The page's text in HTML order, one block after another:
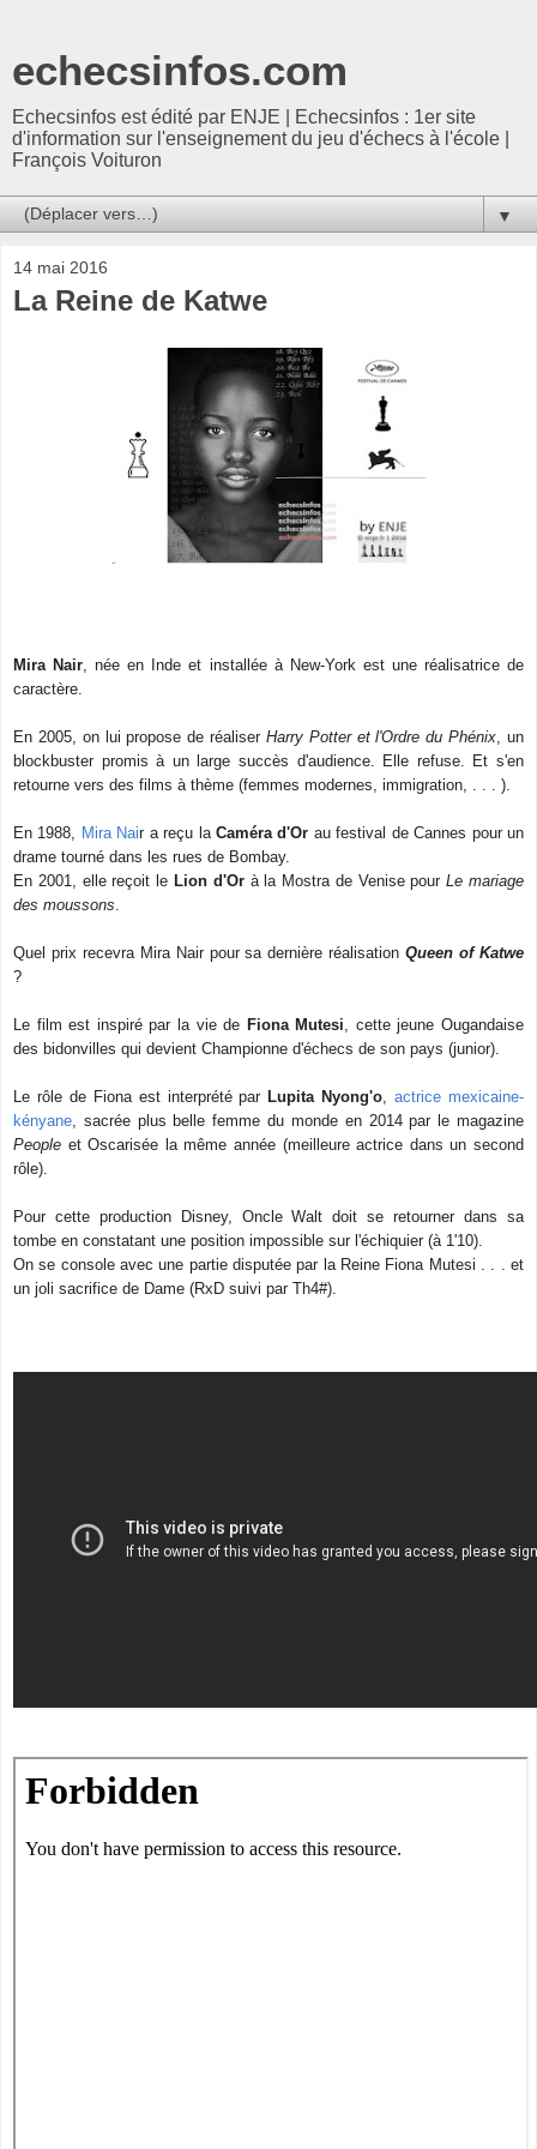
echecsinfos.com
Echecsinfos est édité par ENJE | Echecsinfos : 1er site
d'information sur l'enseignement du jeu d'échecs à l'école |
François Voituron
▼
14 mai 2016
La Reine de Katwe
Mira Nair , née en Inde et installée à New-York est une réalisatrice de
caractère.
En 2005, on lui propose de réaliser Harry Potter et l'Ordre du Phénix , un
blockbuster promis à un large succès d'audience. Elle refuse. Et s'en
retourne vers des films à thème (femmes modernes, immigration, . . . ).
En 1988, Mira Nair a reçu laCaméra d'Or au festival de Cannes pour un
drame tourné dans les rues de Bombay.
En 2001, elle reçoit le Lion d'Orà la Mostra de Venise pourLe mariage
des moussons
Quel prix recevra Mira Nair pour sa dernière réalisationQueen of Katwe
?
Le film est inspiré par la vie de Fiona Mutesi , cette jeune Ougandaise
des bidonvilles qui devient Championne d'échecs de son pays (junior).
Le rôle de Fiona est interprété par Lupita Nyong'o ,actrice mexicaine-
kényane , sacrée plus belle femme du monde en 2014 par le magazine
People et Oscarisée la même année (meilleure actrice dans un second
rôle).
Pour cette production Disney, Oncle Walt doit se retourner dans sa
tombe en constatant une position impossible sur l'échiquier (à 1'10).
On se console avec une partie disputée par la Reine Fiona Mutesi . . . et
un joli sacrifice de Dame (RxD suivi par Th4#).